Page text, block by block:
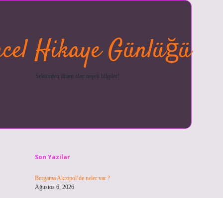
Hikaye Günlüğü
Sektörden ilham alan neşeli bilgiler!
Son Yazılar
Bergama Akropol’de neler var ?
Ağustos 6, 2026